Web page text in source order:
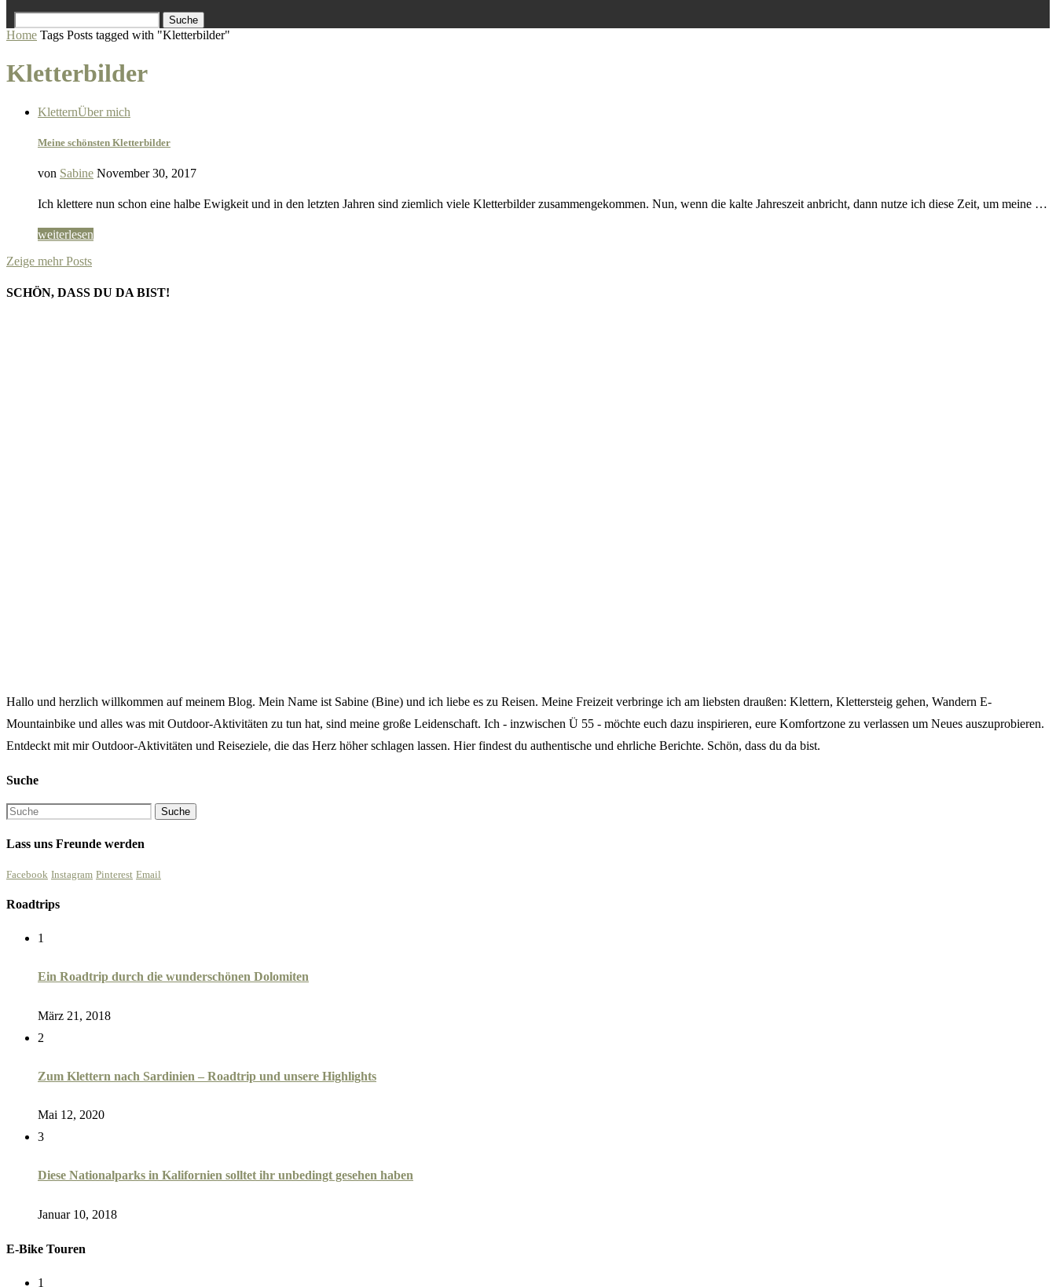
Suche
Home Tags Posts tagged with "Kletterbilder"
Kletterbilder
KletternÜber mich
Meine schönsten Kletterbilder
von Sabine November 30, 2017
Ich klettere nun schon eine halbe Ewigkeit und in den letzten Jahren sind ziemlich viele Kletterbilder zusammengekommen. Nun, wenn die kalte Jahreszeit anbricht, dann nutze ich diese Zeit, um meine …
weiterlesen
Zeige mehr Posts
SCHÖN, DASS DU DA BIST!
Hallo und herzlich willkommen auf meinem Blog. Mein Name ist Sabine (Bine) und ich liebe es zu Reisen. Meine Freizeit verbringe ich am liebsten draußen: Klettern, Klettersteig gehen, Wandern E-
Mountainbike und alles was mit Outdoor-Aktivitäten zu tun hat, sind meine große Leidenschaft. Ich - inzwischen Ü 55 - möchte euch dazu inspirieren, eure Komfortzone zu verlassen um Neues auszuprobieren.
Entdeckt mit mir Outdoor-Aktivitäten und Reiseziele, die das Herz höher schlagen lassen. Hier findest du authentische und ehrliche Berichte. Schön, dass du da bist.
Suche
Lass uns Freunde werden
Facebook Instagram Pinterest Email
Roadtrips
1
Ein Roadtrip durch die wunderschönen Dolomiten
März 21, 2018
2
Zum Klettern nach Sardinien – Roadtrip und unsere Highlights
Mai 12, 2020
3
Diese Nationalparks in Kalifornien solltet ihr unbedingt gesehen haben
Januar 10, 2018
E-Bike Touren
1